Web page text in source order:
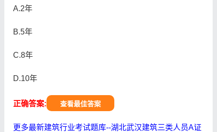
A.2年
B.5年
C.8年
D.10年
正确答案: 查看最佳答案
更多最新建筑行业考试题库--湖北武汉建筑三类人员A证